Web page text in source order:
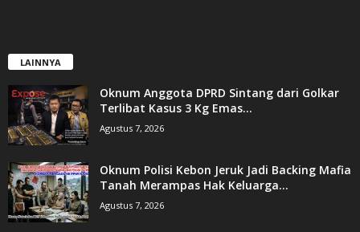
LAINNYA
Oknum Anggota DPRD Sintang dari Golkar
Terlibat Kasus 3 Kg Emas...
Agustus 7, 2026
Oknum Polisi Kebon Jeruk Jadi Backing Mafia
Tanah Merampas Hak Keluarga...
Agustus 7, 2026